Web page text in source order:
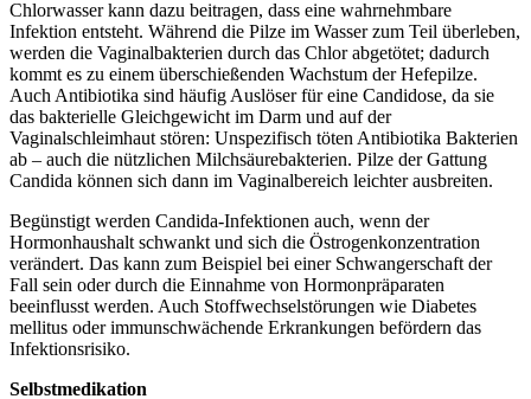
Chlorwasser kann dazu beitragen, dass eine wahrnehmbare
Infektion entsteht. Während die Pilze im Wasser zum Teil überleben,
werden die Vaginalbakterien durch das Chlor abgetötet; dadurch
kommt es zu einem überschießenden Wachstum der Hefepilze.
Auch Antibiotika sind häufig Auslöser für eine Candidose, da sie
das bakterielle Gleichgewicht im Darm und auf der
Vaginalschleimhaut stören: Unspezifisch töten Antibiotika Bakterien
ab – auch die nützlichen Milchsäurebakterien. Pilze der Gattung
Candida können sich dann im Vaginalbereich leichter ausbreiten.
Begünstigt werden Candida-Infektionen auch, wenn der
Hormonhaushalt schwankt und sich die Östrogenkonzentration
verändert. Das kann zum Beispiel bei einer Schwangerschaft der
Fall sein oder durch die Einnahme von Hormonpräparaten
beeinflusst werden. Auch Stoffwechselstörungen wie Diabetes
mellitus oder immunschwächende Erkrankungen befördern das
Infektionsrisiko.
Selbstmedikation